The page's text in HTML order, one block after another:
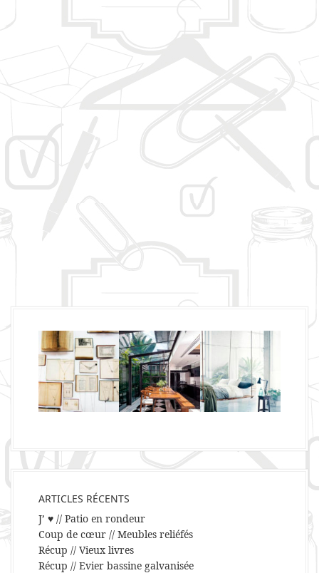
ARTICLES RÉCENTS
J’ ♥ // Patio en rondeur
Coup de cœur // Meubles reliéfés
Récup // Vieux livres
Récup // Evier bassine galvanisée